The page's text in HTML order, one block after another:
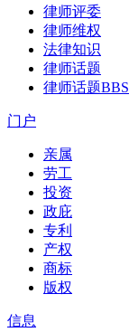
律师评委
律师维权
法律知识
律师话题
律师话题BBS
门户
亲属
劳工
投资
政庇
专利
产权
商标
版权
信息